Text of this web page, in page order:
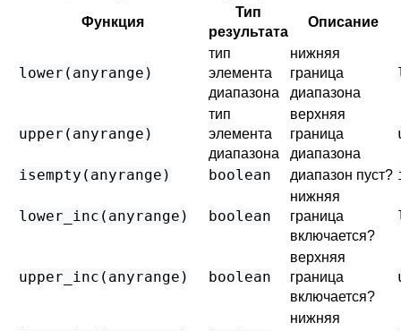
Функция
Тип
результата
Описание
lower ( anyrange )
тип
элемента
диапазона
нижняя
граница
диапазона
upper ( anyrange )
тип
элемента
диапазона
верхняя
граница
диапазона
isempty ( anyrange ) boolean диапазон пуст?
lower_inc ( anyrange ) boolean
нижняя
граница
включается?
upper_inc ( anyrange ) boolean
верхняя
граница
включается?
нижняя